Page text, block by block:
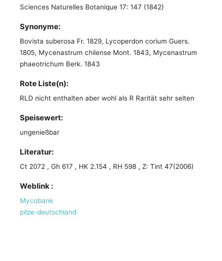
Sciences Naturelles Botanique 17: 147 (1842)
Synonyme:
Bovista suberosa Fr. 1829, Lycoperdon corium Guers.
1805, Mycenastrum chilense Mont. 1843, Mycenastrum
phaeotrichum Berk. 1843
Rote Liste(n):
RLD nicht enthalten aber wohl als R Rarität sehr selten
Speisewert:
ungenießbar
Literatur:
Ct 2072 , Gh 617 , HK 2.154 , RH 598 , Z: Tint 47(2006)
Weblink :
Mycobank
pilze-deutschland